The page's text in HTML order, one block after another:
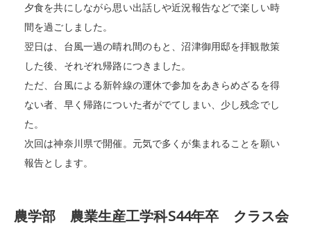
夕食を共にしながら思い出話しや近況報告などで楽しい時
間を過ごしました。
翌日は、台風一過の晴れ間のもと、沼津御用邸を拝観散策
した後、それぞれ帰路につきました。
ただ、台風による新幹線の運休で参加をあきらめざるを得
ない者、早く帰路についた者がでてしまい、少し残念でし
た。
次回は神奈川県で開催。元気で多くが集まれることを願い
報告とします。
農学部 農業生産工学科S44年卒 クラス会